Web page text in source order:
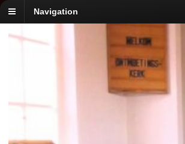
Navigation